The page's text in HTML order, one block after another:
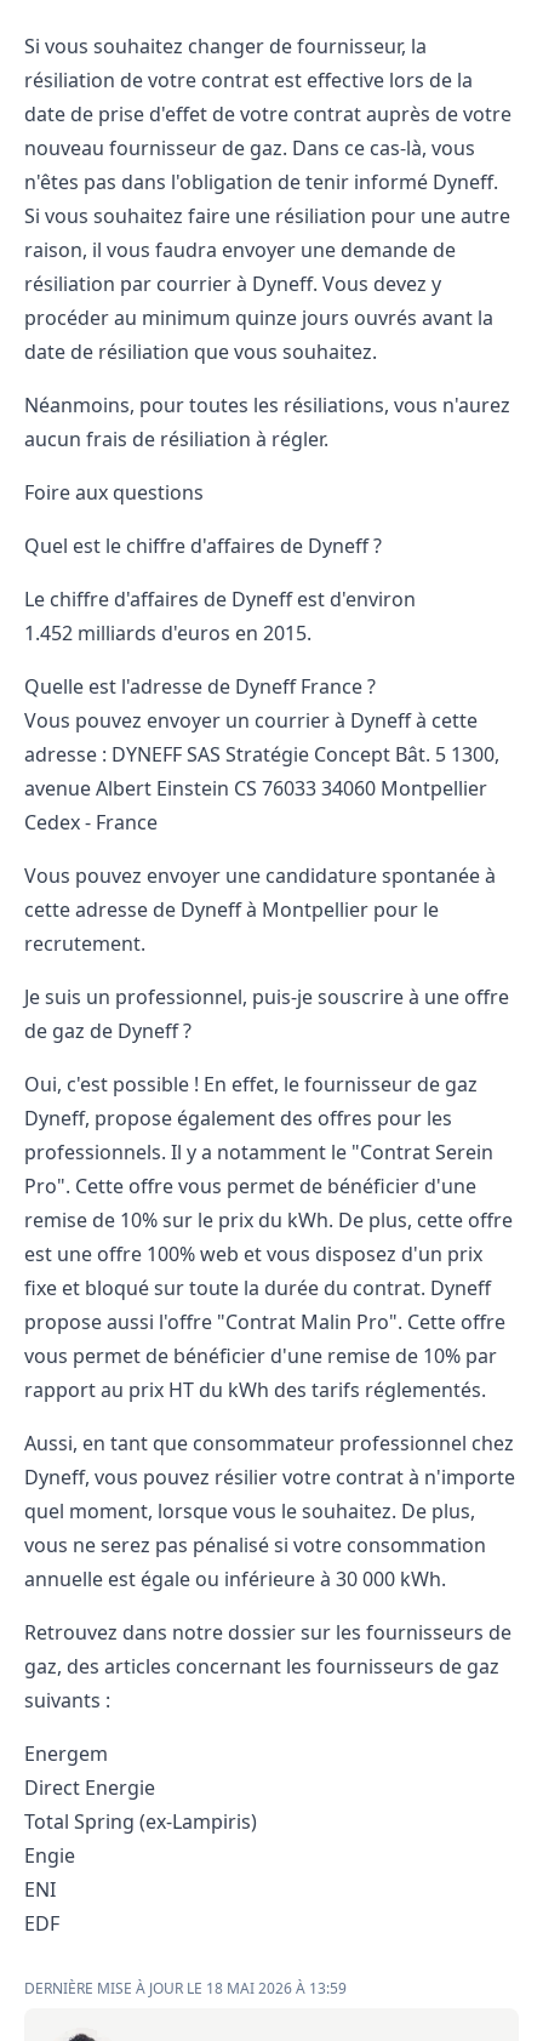
Si vous souhaitez changer de fournisseur, la
résiliation de votre contrat est effective lors de la
date de prise d'effet de votre contrat auprès de votre
nouveau fournisseur de gaz. Dans ce cas-là, vous
n'êtes pas dans l'obligation de tenir informé Dyneff.
Si vous souhaitez faire une résiliation pour une autre
raison, il vous faudra envoyer une demande de
résiliation par courrier à Dyneff. Vous devez y
procéder au minimum quinze jours ouvrés avant la
date de résiliation que vous souhaitez.
Néanmoins, pour toutes les résiliations, vous n'aurez
aucun frais de résiliation à régler.
Foire aux questions
Quel est le chiffre d'affaires de Dyneff ?
Le chiffre d'affaires de Dyneff est d'environ
1.452 milliards d'euros en 2015.
Quelle est l'adresse de Dyneff France ?
Vous pouvez envoyer un courrier à Dyneff à cette
adresse : DYNEFF SAS Stratégie Concept Bât. 5 1300,
avenue Albert Einstein CS 76033 34060 Montpellier
Cedex - France
Vous pouvez envoyer une candidature spontanée à
cette adresse de Dyneff à Montpellier pour le
recrutement.
Je suis un professionnel, puis-je souscrire à une offre
de gaz de Dyneff ?
Oui, c'est possible ! En effet, le fournisseur de gaz
Dyneff, propose également des offres pour les
professionnels. Il y a notamment le "Contrat Serein
Pro". Cette offre vous permet de bénéficier d'une
remise de 10% sur le prix du kWh. De plus, cette offre
est une offre 100% web et vous disposez d'un prix
fixe et bloqué sur toute la durée du contrat. Dyneff
propose aussi l'offre "Contrat Malin Pro". Cette offre
vous permet de bénéficier d'une remise de 10% par
rapport au prix HT du kWh des tarifs réglementés.
Aussi, en tant que consommateur professionnel chez
Dyneff, vous pouvez résilier votre contrat à n'importe
quel moment, lorsque vous le souhaitez. De plus,
vous ne serez pas pénalisé si votre consommation
annuelle est égale ou inférieure à 30 000 kWh.
Retrouvez dans notre dossier sur les fournisseurs de
gaz, des articles concernant les fournisseurs de gaz
suivants :
Energem
Direct Energie
Total Spring (ex-Lampiris)
Engie
ENI
EDF
DERNIÈRE MISE À JOUR LE 18 MAI 2026 À 13:59